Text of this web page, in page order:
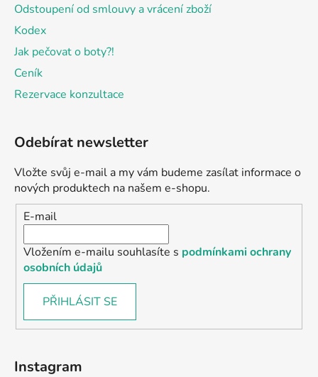
Odstoupení od smlouvy a vrácení zboží
Kodex
Jak pečovat o boty?!
Ceník
Rezervace konzultace
Odebírat newsletter
Vložte svůj e-mail a my vám budeme zasílat informace o
nových produktech na našem e-shopu.
E-mail
Vložením e-mailu souhlasíte s podmínkami ochrany
osobních údajů
PŘIHLÁSIT SE
Instagram